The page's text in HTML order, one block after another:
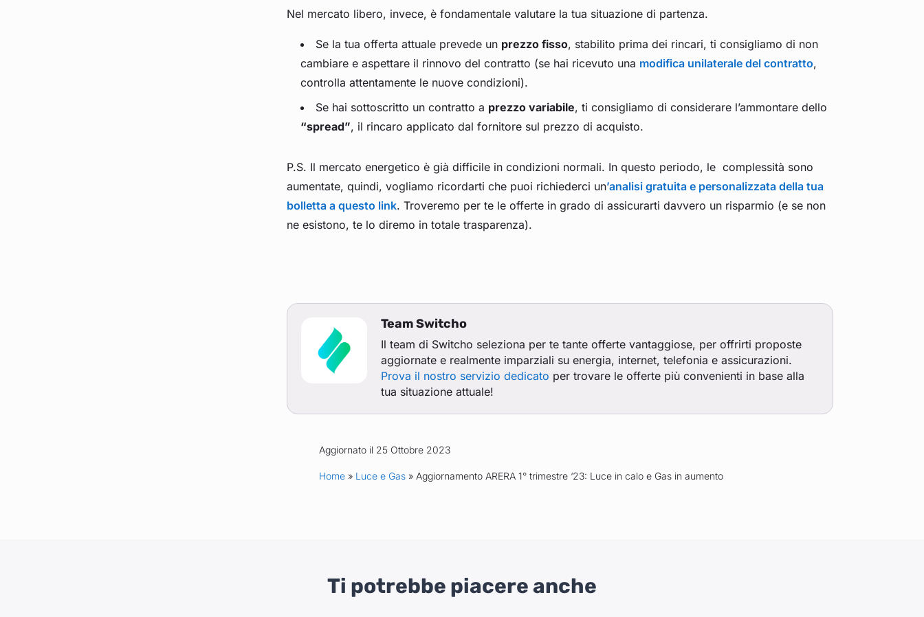
Nel mercato libero, invece, è fondamentale valutare la tua situazione di partenza.
Se la tua offerta attuale prevede un prezzo fisso, stabilito prima dei rincari, ti consigliamo di non
cambiare e aspettare il rinnovo del contratto (se hai ricevuto una modifica unilaterale del contratto,
controlla attentamente le nuove condizioni).
Se hai sottoscritto un contratto a prezzo variabile, ti consigliamo di considerare l’ammontare dello
“spread”, il rincaro applicato dal fornitore sul prezzo di acquisto.
P.S. Il mercato energetico è già difficile in condizioni normali. In questo periodo, le complessità sono
aumentate, quindi, vogliamo ricordarti che puoi richiederci un’analisi gratuita e personalizzata della tua
bolletta a questo link. Troveremo per te le offerte in grado di assicurarti davvero un risparmio (e se non
ne esistono, te lo diremo in totale trasparenza).
Team Switcho
Il team di Switcho seleziona per te tante offerte vantaggiose, per offrirti proposte
aggiornate e realmente imparziali su energia, internet, telefonia e assicurazioni.
Prova il nostro servizio dedicato per trovare le offerte più convenienti in base alla
tua situazione attuale!
Aggiornato il 25 Ottobre 2023
Home» Luce e Gas» Aggiornamento ARERA 1° trimestre ‘23: Luce in calo e Gas in aumento
Ti potrebbe piacere anche